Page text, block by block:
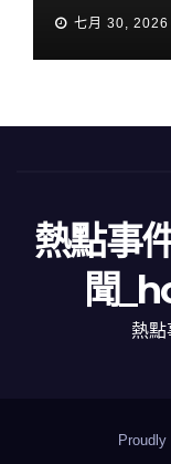
七月 30, 2026
熱點事
聞
熱點
Proudly